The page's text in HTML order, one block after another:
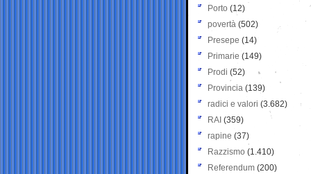
Porto (12)
povertà (502)
Presepe (14)
Primarie (149)
Prodi (52)
Provincia (139)
radici e valori (3.682)
RAI (359)
rapine (37)
Razzismo (1.410)
Referendum (200)